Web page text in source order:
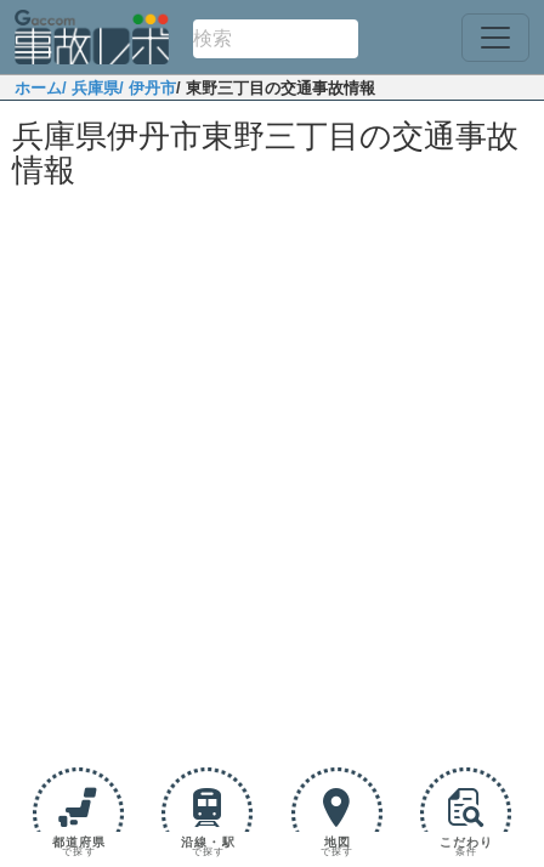
ホーム/ 兵庫県/ 伊丹市/ 東野三丁目の交通事故情報
兵庫県伊丹市東野三丁目の交通事故
情報
都道府県
で探す
沿線・駅
で探す
地図
で探す
こだわり
条件